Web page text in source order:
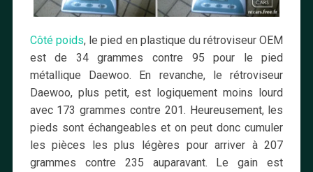
Côté poids, le pied en plastique du rétroviseur OEM
est de 34 grammes contre 95 pour le pied
métallique Daewoo. En revanche, le rétroviseur
Daewoo, plus petit, est logiquement moins lourd
avec 173 grammes contre 201. Heureusement, les
pieds sont échangeables et on peut donc cumuler
les pièces les plus légères pour arriver à 207
grammes contre 235 auparavant. Le gain est